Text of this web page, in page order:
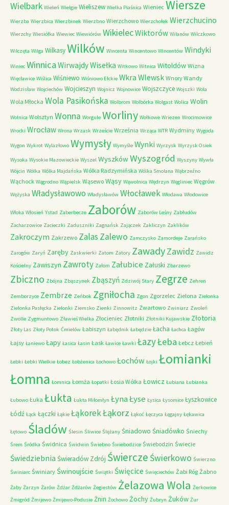
Wielbark Wieleń Wielgie Wieliszew Wielka Piaśnica Wieniec Wiersze
Wierzba Wierzbica Wierzbinek Wierzbno Wierzchowo Wierzchołek Wierzchucino
Wierzchy Wiesiółka Wiewiec Wiewiórów WikielecWiktorów Wilanów Wilczkowo
Wilczęta Wilga WilkasyWilków Wincenta Wincentowo Wincentów Windyki
Winiec Winnica WirwajdyWisełka Witkowo Witnica Witoldów Wizna
Więcławice Wiślica Wiśniewo Wiśniowo Ełckie Wkra Wlewsk Wnory Wandy
Wodzisław Wojciechów Wojcieszyn Wojnicz Wojnowice Wojszczyce Wojszki Wola
Wola Młocka Wola Pasikońska Wolbrom Wolbórka Wolgast Wolica Wolin
Wolnica Wolsztyn Wonna Worgule Worliny Wołkowe Wriezen Wrocimowice
Wrocki Wrocław Wrona Wrzask Wrzeście Września Wrząca WTR Wydminy Wygoda
Wygon Wykrot Wylazłowo Wymysły Wymyśle Wynki Wyrzysk Wyrzysk Osiek
Wysoka Wysokie Mazowieckie Wyszel WyszkówWyszogród Wyszyny Wywła
Wójcin Wólka Wólka Majdańska Wólka Radzymińska Wólka Smolana Wąbrzeźno
Wąchock Wągrodno Wąpielsk Wąsewo Wąsy Wąwolnica Wędrzyn Węgliniec Węgrów
Wężyska Władysławowo Władysławów Włocławek Włodawa Włodowice
Włoka Włosień Ystad Zaberbecze Zaborów Zaborów Leśny Zabłudów
Zacharzowice Zacieczki Zaduszniki Zagnańsk Zajączek Zakliczyn Zaklików
Zakroczym Zakrzewo ZalasZalewo Zamczysko Zamordeje Zarańsko
Zarogów Zaryń Zaręby Zaskwierki Zatom Zatory ZawadyZawidz Zawidz
Kościelny Zawiszyn Zawroty Załom Załubice Załuski Zbarzewo
Zbiczno Zbójna Zbąszynek Zbąszyń Zdziwój Stary Zegrze Zehren
Zemborzyce Zembrze Zeńbok Zgniłocha Zgon Zgorzelec Zielona Zielonka
Zielonka Pasłęcka Zielonki Ziemsko Zienki Zinnowitz Zwartowo Zwiniarz Zwoleń
Zwolle Zygmuntowo Zławieś Wielka Złocieniec Złotniki Złotniki Kujawskie Złotoria
Złoty Las Złoty Potok Ćmielów Łabiszyn Łabędnik Łabędzie Łacha Łachca Łagów
Łajsy Łaniewo Łapy Łasica Łasin Łask Ławice Ławki ŁazyŁeba Łebcz Łebień
Łebki Łebki Wielkie Łobez Łobżenica Łochowo Łochów Łojki Łomianki
Łomna Łomnica Łomża Łopatki Łosia Wólka Łowicz Łubiana Łubianka
Łubowo Łuka Łukta Łukta Miłomłyn ŁynaŁyse Łysica Łysomice Łyszkowice
Łódź Łąck Łączki Łąkie ŁąkorekŁąkorz Łąkoć Łęczyca Łęgajny Łękawica
Łętowo Śladów Ślesin Śliwice Ślężany Śniadowo Śniadówko Śniechy
Śrem Śródka Świdnica Świdwin Świebno Świebodzice Świebodzin Świecie
Świedziebnia Świeradów Zdrój Świercze Świerkowo Świerzno
Świniarc Świniary Świnoujście Świątki Święcice Święciechów Żabi Róg Żabno
Żaby Żarzyn Żarów Żdżar Żdżarów Żegiestów Żelazowa Wola Żerkowice
Żmigród Żmijewo Żmijewo-Podusie Żnin Żochowo Żochy Żubryn Żuków Żur